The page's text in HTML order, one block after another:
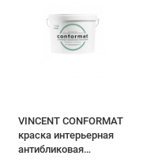
VINCENT CONFORMAT
краска интерьерная
антибликовая